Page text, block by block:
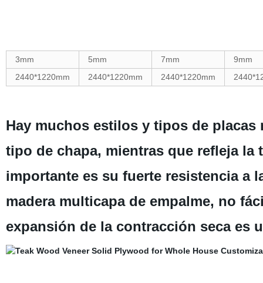
3mm 5mm 7mm
9mm
2440*1220mm
2440*1220mm 2440*1220mm
Hay muchos estilos y tipos de
tipo de chapa, mientras que refleja la
importante es su fuerte resistencia a
madera multicapa de empalme, no
expansión de la contracción seca es